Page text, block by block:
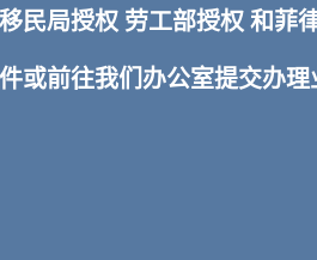
局授权 劳工部授权 和菲
或前往我们办公室提交办理